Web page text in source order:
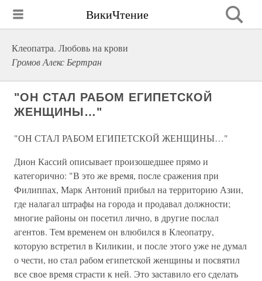
ВикиЧтение
Клеопатра. Любовь на крови
Громов Алекс Бертран
"ОН СТАЛ РАБОМ ЕГИПЕТСКОЙ
ЖЕНЩИНЫ…"
"ОН СТАЛ РАБОМ ЕГИПЕТСКОЙ ЖЕНЩИНЫ…"
Дион Кассий описывает произошедшее прямо и
категорично: "В это же время, после сражения при
Филиппах, Марк Антоний прибыл на территорию Азии,
где налагал штрафы на города и продавал должности;
многие районы он посетил лично, в другие послал
агентов. Тем временем он влюбился в Клеопатру,
которую встретил в Киликии, и после этого уже не думал
о чести, но стал рабом египетской женщины и посвятил
все свое время страсти к ней. Это заставило его сделать